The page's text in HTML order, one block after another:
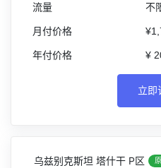
不
¥
立即
乌兹别克斯坦 塔什干 P区